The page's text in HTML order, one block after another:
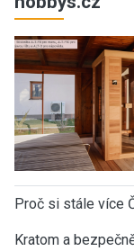
Proč si stále více
Kratom a